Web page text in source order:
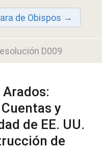
de Obispos
D009
Arados:
y
de EE. UU.
de